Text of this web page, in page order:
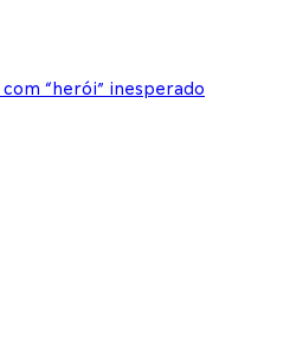
“herói” inesperado